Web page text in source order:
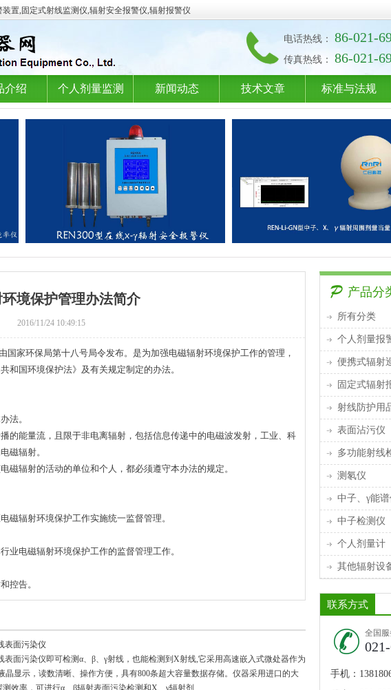
置,固定式射线监测仪,辐射安全报警仪,辐射报警仪
电话热线： 86-021-
传真热线： 86-021-
介绍 个人剂量监测 新闻动态 技术文章 标准与法规
产品分
所有分类
个人剂量报
便携式辐射
固定式辐射
射线防护用
表面沾污仪
多功能射线
测氡仪
中子、γ能谱
中子检测仪
个人剂量计
其他辐射设
联系方式
全国服
手机：
境保护管理办法简介
2016/11/24 10:49:15
国家环保局第十八号局令发布。是为加强电磁辐射环境保护工作的管理，
和国环境保护法》及有关规定制定的办法。
法。
的能量流，且限于非电离辐射，包括信息传递中的电磁波发射，工业、科
磁辐射。
磁辐射的活动的单位和个人，都必须遵守本办法的规定。
磁辐射环境保护工作实施统一监督管理。
业电磁辐射环境保护工作的监督管理工作。
控告。
表面污染仪
表面污染仪即可检测α、β、γ射线，也能检测到X射线,它采用高速嵌入式微处器作为
晶显示，读数清晰、操作方便，具有800条超大容量数据存储。仪器采用进口的大
效率，可进行α、β辐射表面污染检测和X、γ辐射剂